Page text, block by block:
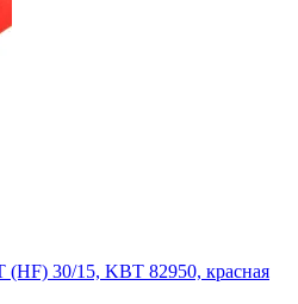
(HF) 30/15, KBT 82950, красная